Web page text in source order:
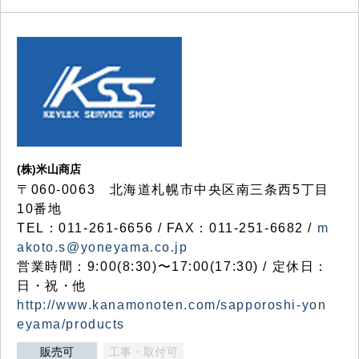
(株)米山商店
〒060-0063 北海道札幌市中央区南三条西5丁目
10番地
TEL：011-261-6656 / FAX：011-251-6682 / m
akoto.s@yoneyama.co.jp
営業時間：9:00(8:30)〜17:00(17:30) / 定休日：
日・祝・他
http://www.kanamonoten.com/sapporoshi-yon
eyama/products
販売可 工事・取付可